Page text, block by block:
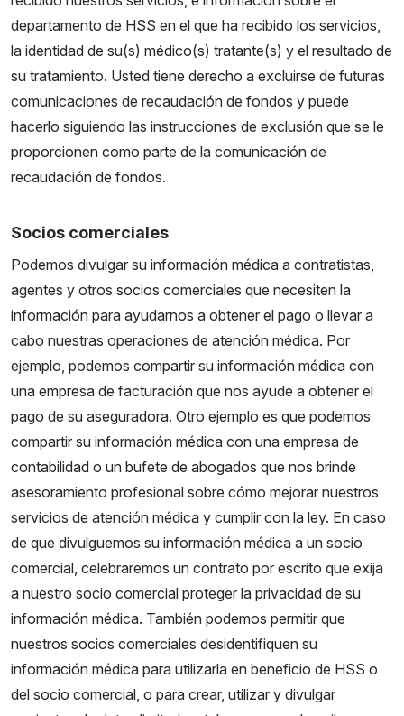
departamento de HSS en el que ha recibido los servicios,
la identidad de su(s) médico(s) tratante(s) y el resultado de
su tratamiento. Usted tiene derecho a excluirse de futuras
comunicaciones de recaudación de fondos y puede
hacerlo siguiendo las instrucciones de exclusión que se le
proporcionen como parte de la comunicación de
recaudación de fondos.
Socios comerciales
Podemos divulgar su información médica a contratistas,
agentes y otros socios comerciales que necesiten la
información para ayudarnos a obtener el pago o llevar a
cabo nuestras operaciones de atención médica. Por
ejemplo, podemos compartir su información médica con
una empresa de facturación que nos ayude a obtener el
pago de su aseguradora. Otro ejemplo es que podemos
compartir su información médica con una empresa de
contabilidad o un bufete de abogados que nos brinde
asesoramiento profesional sobre cómo mejorar nuestros
servicios de atención médica y cumplir con la ley. En caso
de que divulguemos su información médica a un socio
comercial, celebraremos un contrato por escrito que exija
a nuestro socio comercial proteger la privacidad de su
información médica. También podemos permitir que
nuestros socios comerciales desidentifiquen su
información médica para utilizarla en beneficio de HSS o
del socio comercial, o para crear, utilizar y divulgar